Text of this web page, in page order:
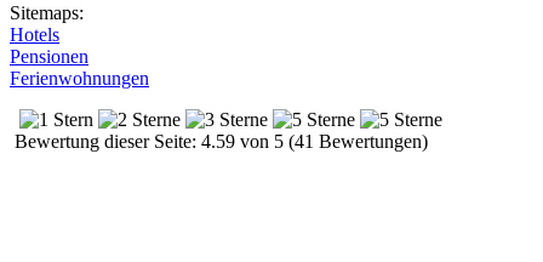
Sitemaps:
Hotels
Pensionen
Ferienwohnungen
Bewertung dieser Seite: 4.59 von 5 (41 Bewertungen)